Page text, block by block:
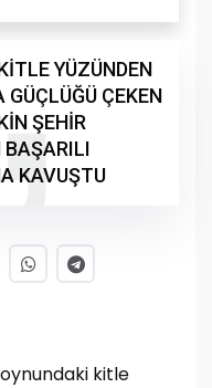
YÜZÜNDEN
ÇEKEN
ŞEHİR
BAŞARILI
KAVUŞTU
kitle